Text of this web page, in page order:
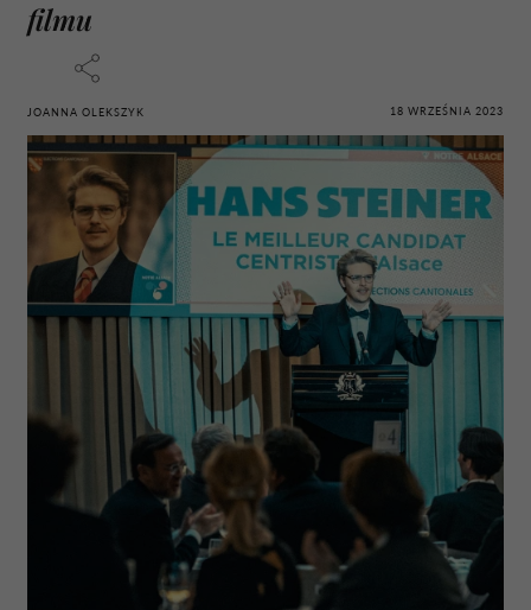
filmu
JOANNA OLEKSZYK 18 WRZEŚNIA 2023